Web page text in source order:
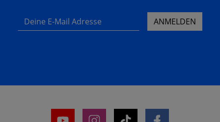
Deine E-Mail Adresse ANMELDEN